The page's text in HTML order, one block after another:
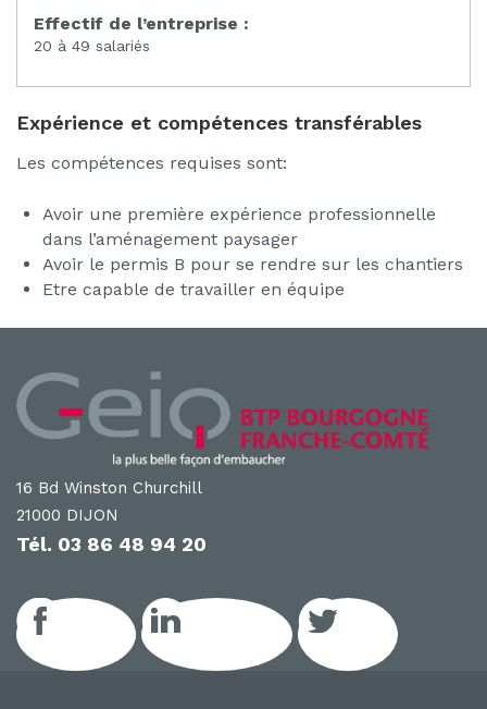
Effectif de l’entreprise :
20 à 49 salariés
Expérience et compétences transférables
Les compétences requises sont:
Avoir une première expérience professionnelle
dans l’aménagement paysager
Avoir le permis B pour se rendre sur les chantiers
Etre capable de travailler en équipe
16 Bd Winston Churchill
21000 DIJON
Tél. 03 86 48 94 20
Facebook LinkedIn GEIQ Twitter